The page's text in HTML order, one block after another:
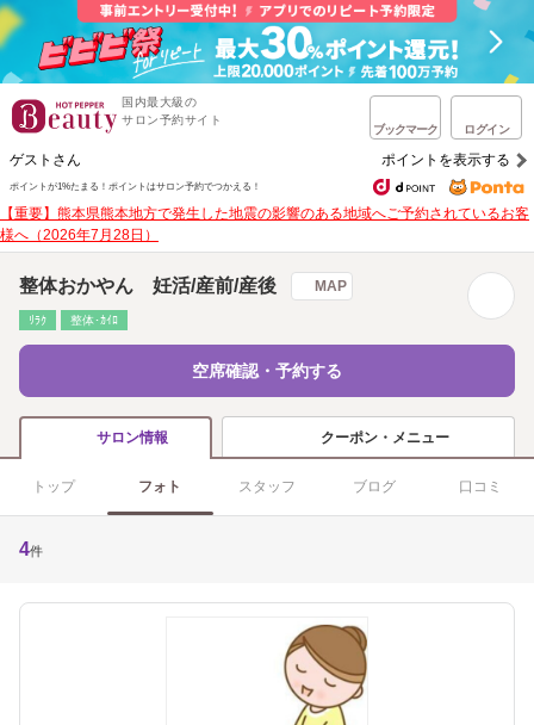
国内最大級の
サロン予約サイト
ブックマーク ログイン
ゲストさん ポイントを表示する
ポイントが1%たまる！ ポイントはサロン予約でつかえる！
【重要】熊本県熊本地方で発生した地震の影響のある地域へご予約されているお客
様へ（2026年7月28日）
整体おかやん 妊活/産前/産後 MAP
ﾘﾗｸ 整体･ｶｲﾛ
空席確認・予約する
サロン情報 クーポン・メニュー
トップ フォト スタッフ ブログ 口コミ
4件